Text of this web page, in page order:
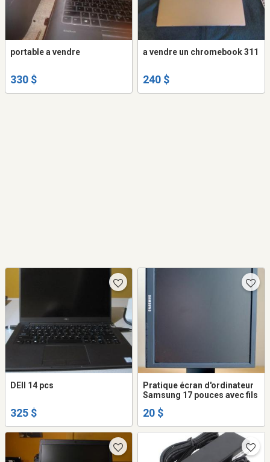
portable a vendre
330 $
a vendre un chromebook 311
240 $
DEll 14 pcs
325 $
Pratique écran d'ordinateur
Samsung 17 pouces avec fils
20 $